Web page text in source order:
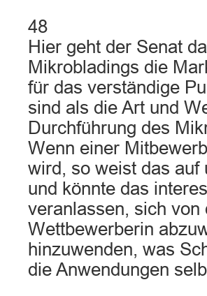
48
Hier geht der Senat
Mikrobladings die
für das verständige
sind als die Art und
Durchführung des
Wenn einer
wird, so weist das auf
und könnte das
veranlassen, sich
Wettbewerberin
hinzuwenden, was
die Anwendungen